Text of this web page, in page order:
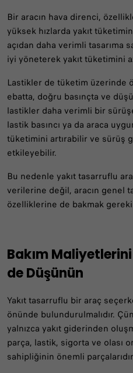
Bir aracın hava direnci,
yüksek hızlarda yakıt
açıdan daha verimli tasarıma
iyi yöneterek yakıt tüketimini
Lastikler de tüketim üzerinde
ebatta, doğru basınçta ve
lastikler daha verimli bir
lastik basıncı ya da araca
tüketimini artırabilir ve sürüş
etkileyebilir.
Bu nedenle yakıt tasarruflu
verilerine değil, aracın genel
özelliklerine de bakmak
Bakım
de Düşünün
Yakıt tasarruflu bir araç
önünde bulundurulmalıdır.
yalnızca yakıt giderinden
parça, lastik, sigorta ve olası
sahipliğinin önemli